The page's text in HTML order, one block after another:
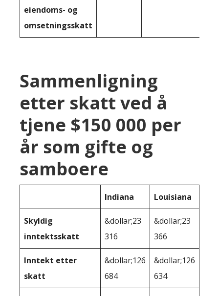
eiendoms- og
omsetningsskatt
Sammenligning
etter skatt ved å
tjene $150 000 per
år som gifte og
samboere
Indiana Louisiana
Skyldig
inntektsskatt
&dollar;23
316
&dollar;23
366
Inntekt etter
skatt
&dollar;126
684
&dollar;126
634